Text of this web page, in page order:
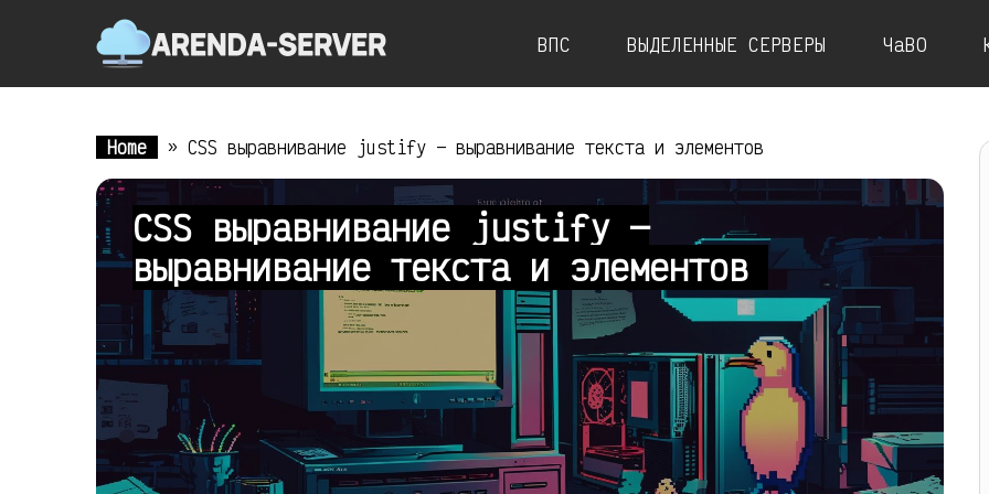
ВПС ВЫДЕЛЕННЫЕ СЕРВЕРЫ ЧаВО
Home » CSS выравнивание justify — выравнивание текста и элементов
CSS выравнивание justify —
выравнивание текста и элементов